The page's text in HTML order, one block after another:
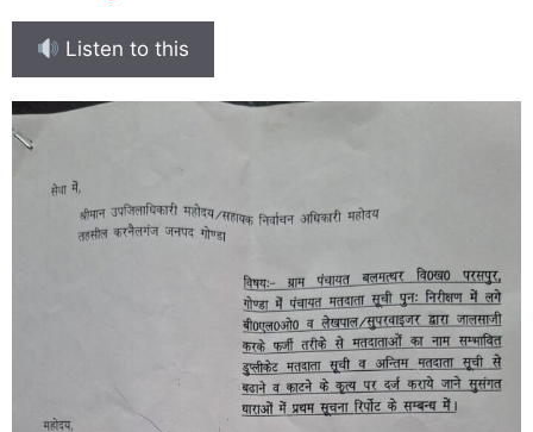
Listen to this